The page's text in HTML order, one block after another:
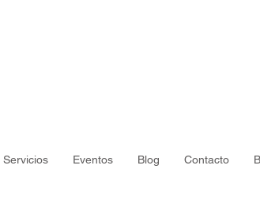
Servicios Eventos Blog Contacto